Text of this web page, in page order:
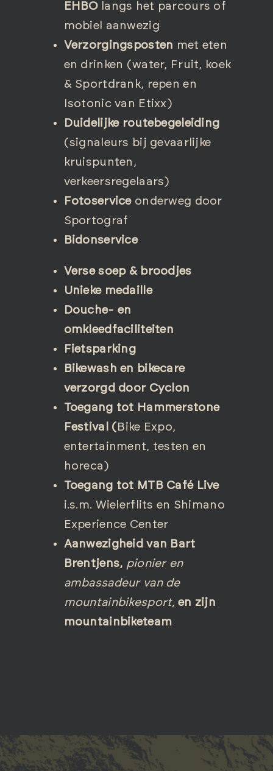
EHBOlangs het parcours of
mobiel aanwezig
Verzorgingsposten met eten
en drinken (water, Fruit, koek
& Sportdrank, repen en
Isotonic van Etixx)
Duidelijke routebegeleiding
(signaleurs bij gevaarlijke
kruispunten,
verkeersregelaars)
Fotoserviceonderweg door
Sportograf
Bidonservice
Verse soep & broodjes
Unieke medaille
Douche- en
omkleedfaciliteiten
Fietsparking
Bikewash en bikecare
verzorgd door Cyclon
Toegang tot Hammerstone
Festival ( Bike Expo,
entertainment, testen en
horeca)
Toegang tot MTB Café Live
i.s.m. Wielerflits en Shimano
Experience Center
Aanwezigheid van Bart
Brentjens, pionier en
ambassadeur van de
mountainbikesport, en zijn
mountainbiketeam